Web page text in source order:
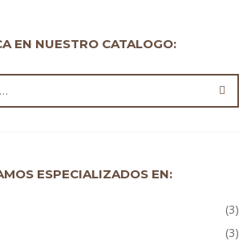
EN NUESTRO CATALOGO:
ESPECIALIZADOS EN:
(3)
(3)